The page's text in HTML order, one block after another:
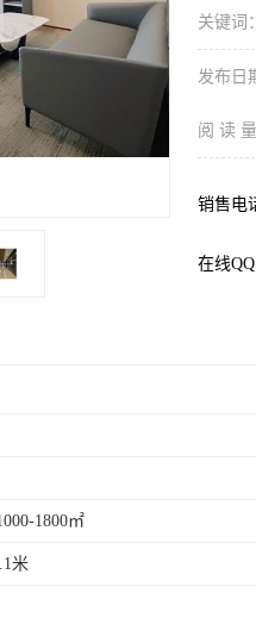
关键词：
发布日
阅 读 量
销售电
在线QQ
1800㎡
米